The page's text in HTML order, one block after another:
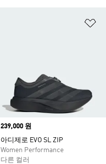
Price
239,000 원
아디제로 EVO SL ZIP
Women Performance
다른 컬러